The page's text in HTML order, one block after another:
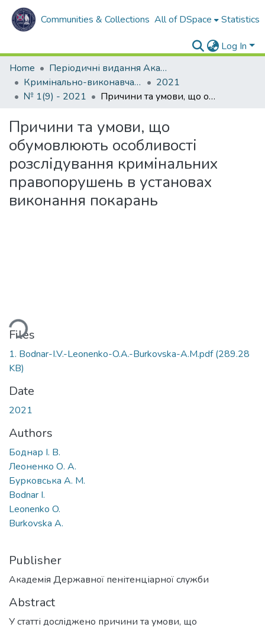
Communities & Collections All of DSpace Statistics
Log In
Home
Періодичні видання Академії
Кримінально-виконавча система. Вчора. Сьогодні. Завтра
2021
№ 1(9) - 2021
Причини та умови, що обумовлюють особливості розслідування кримінальних правопорушень в установах виконання покарань
Причини та умови, що
обумовлюють особливості
розслідування кримінальних
правопорушень в установах
виконання покарань
Loading...
Files
1. Bodnar-I.V.-Leonenko-O.A.-Burkovska-A.M.pdf(289.28
KB)
Date
2021
Authors
Боднар І. В.
Леоненко О. А.
Бурковська А. М.
Bodnar I.
Leonenko O.
Burkovska A.
Publisher
Академія Державної пенітенціарної служби
Abstract
У статті досліджено причини та умови, що